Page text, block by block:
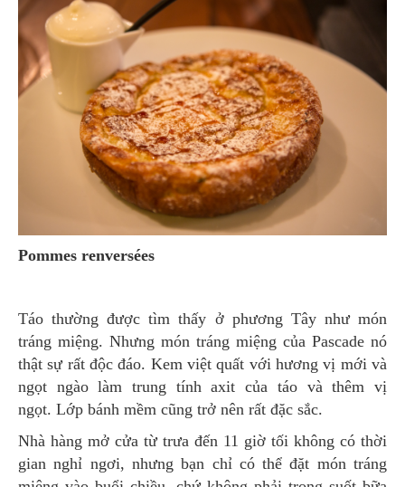
Pommes renversées
Táo thường được tìm thấy ở phương Tây như món
tráng miệng. Nhưng món tráng miệng của Pascade nó
thật sự rất độc đáo. Kem việt quất với hương vị mới và
ngọt ngào làm trung tính axit của táo và thêm vị
ngọt. Lớp bánh mềm cũng trở nên rất đặc sắc.
Nhà hàng mở cửa từ trưa đến 11 giờ tối không có thời
gian nghỉ ngơi, nhưng bạn chỉ có thể đặt món tráng